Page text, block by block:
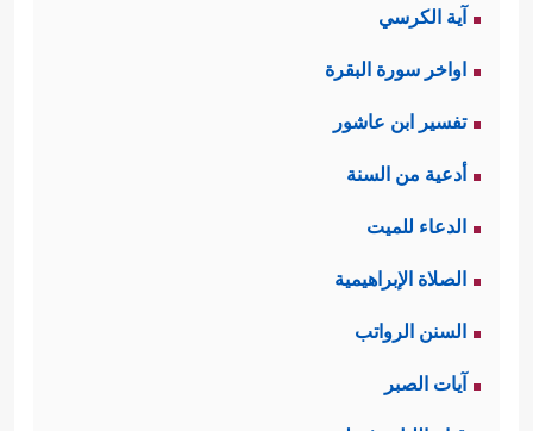
آية الكرسي
اواخر سورة البقرة
تفسير ابن عاشور
أدعية من السنة
الدعاء للميت
الصلاة الإبراهيمية
السنن الرواتب
آيات الصبر